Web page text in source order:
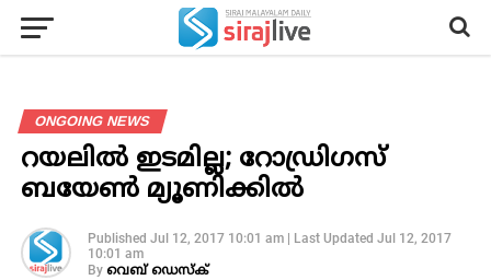
ONGOING NEWS
റയലില്‍ ഇടമില്ല; റോഡ്രിഗസ്
ബയേണ്‍ മ്യൂണിക്കില്‍
Published Jul 12, 2017 10:01 am| Last Updated Jul 12, 2017
10:01 am
By വെബ് ഡെസ്‌ക്